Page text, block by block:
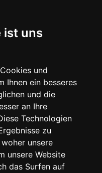
ist uns
und
Ihnen ein besseres
und die
an Ihre
Technologien
zu
unsere
unsere Website
das Surfen auf